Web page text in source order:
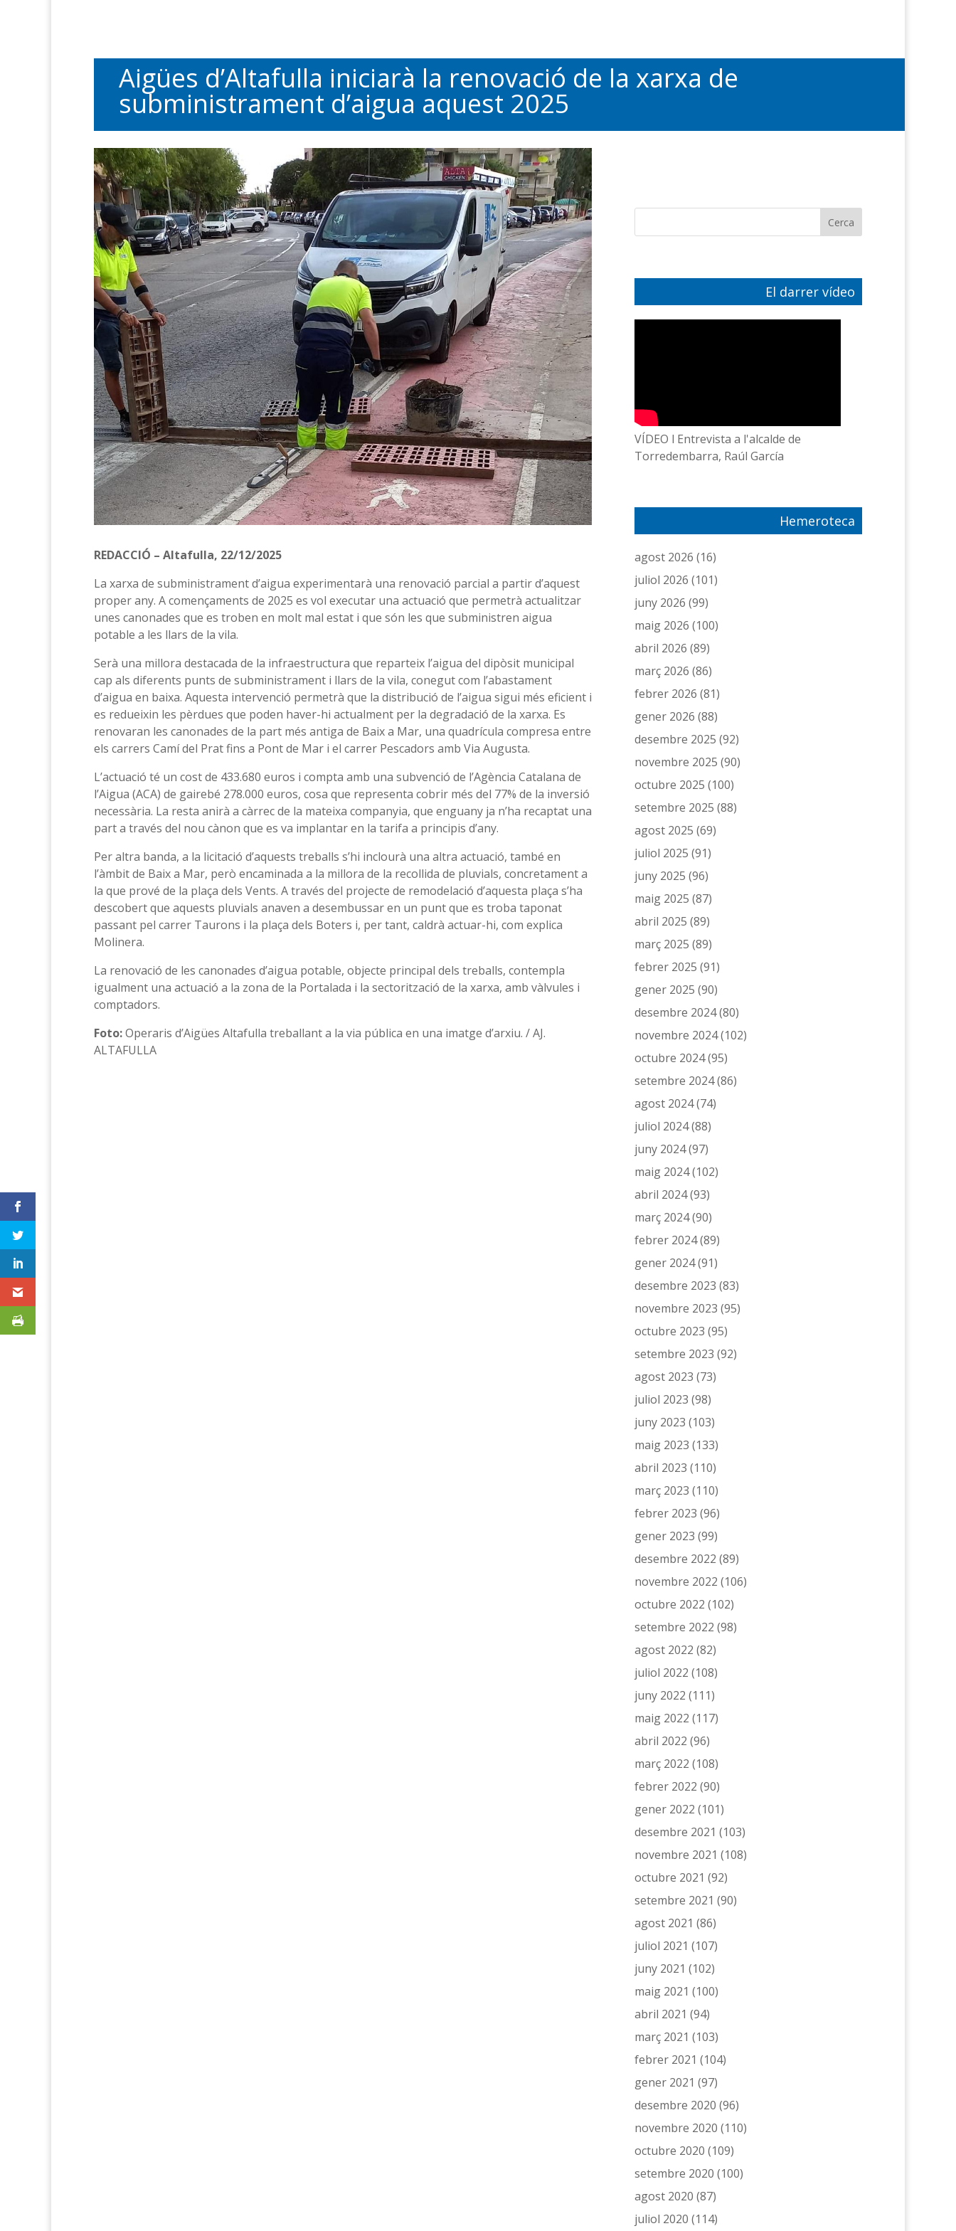
Aigües d’Altafulla iniciarà la renovació de la xarxa de
subministrament d’aigua aquest 2025
REDACCIÓ – Altafulla, 22/12/2025
La xarxa de subministrament d’aigua experimentarà una renovació parcial a partir d’aquest
proper any. A començaments de 2025 es vol executar una actuació que permetrà actualitzar
unes canonades que es troben en molt mal estat i que són les que subministren aigua
potable a les llars de la vila.
Serà una millora destacada de la infraestructura que reparteix l’aigua del dipòsit municipal
cap als diferents punts de subministrament i llars de la vila, conegut com l’abastament
d’aigua en baixa. Aquesta intervenció permetrà que la distribució de l’aigua sigui més eficient i
es redueixin les pèrdues que poden haver-hi actualment per la degradació de la xarxa. Es
renovaran les canonades de la part més antiga de Baix a Mar, una quadrícula compresa entre
els carrers Camí del Prat fins a Pont de Mar i el carrer Pescadors amb Via Augusta.
L’actuació té un cost de 433.680 euros i compta amb una subvenció de l’Agència Catalana de
l’Aigua (ACA) de gairebé 278.000 euros, cosa que representa cobrir més del 77% de la inversió
necessària. La resta anirà a càrrec de la mateixa companyia, que enguany ja n’ha recaptat una
part a través del nou cànon que es va implantar en la tarifa a principis d’any.
Per altra banda, a la licitació d’aquests treballs s’hi inclourà una altra actuació, també en
l’àmbit de Baix a Mar, però encaminada a la millora de la recollida de pluvials, concretament a
la que prové de la plaça dels Vents. A través del projecte de remodelació d’aquesta plaça s’ha
descobert que aquests pluvials anaven a desembussar en un punt que es troba taponat
passant pel carrer Taurons i la plaça dels Boters i, per tant, caldrà actuar-hi, com explica
Molinera.
La renovació de les canonades d’aigua potable, objecte principal dels treballs, contempla
igualment una actuació a la zona de la Portalada i la sectorització de la xarxa, amb vàlvules i
comptadors.
Foto:Operaris d’Aigües Altafulla treballant a la via pública en una imatge d’arxiu. / AJ.
ALTAFULLA
El darrer vídeo
VÍDEO l Entrevista a l'alcalde de
Torredembarra, Raúl García
Hemeroteca
agost 2026 (16)
juliol 2026 (101)
juny 2026 (99)
maig 2026 (100)
abril 2026 (89)
març 2026 (86)
febrer 2026 (81)
gener 2026 (88)
desembre 2025 (92)
novembre 2025 (90)
octubre 2025 (100)
setembre 2025 (88)
agost 2025 (69)
juliol 2025 (91)
juny 2025 (96)
maig 2025 (87)
abril 2025 (89)
març 2025 (89)
febrer 2025 (91)
gener 2025 (90)
desembre 2024(80)
novembre 2024(102)
octubre 2024(95)
setembre 2024(86)
agost 2024(74)
juliol 2024(88)
juny 2024(97)
maig 2024(102)
abril 2024(93)
març 2024(90)
febrer 2024(89)
gener 2024(91)
desembre 2023 (83)
novembre 2023 (95)
octubre 2023 (95)
setembre 2023 (92)
agost 2023 (73)
juliol 2023 (98)
juny 2023 (103)
maig 2023 (133)
abril 2023 (110)
març 2023 (110)
febrer 2023 (96)
gener 2023 (99)
desembre 2022 (89)
novembre 2022 (106)
octubre 2022 (102)
setembre 2022 (98)
agost 2022 (82)
juliol 2022 (108)
juny 2022 (111)
maig 2022 (117)
abril 2022 (96)
març 2022 (108)
febrer 2022 (90)
gener 2022 (101)
desembre 2021 (103)
novembre 2021 (108)
octubre 2021 (92)
setembre 2021 (90)
agost 2021 (86)
juliol 2021 (107)
juny 2021 (102)
maig 2021 (100)
abril 2021 (94)
març 2021 (103)
febrer 2021 (104)
gener 2021 (97)
desembre 2020 (96)
novembre 2020 (110)
octubre 2020 (109)
setembre 2020 (100)
agost 2020 (87)
juliol 2020 (114)